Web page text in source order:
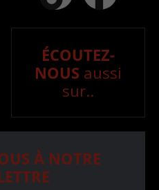
ÉCOUTEZ-
NOUS aussi
sur..
À NOTRE